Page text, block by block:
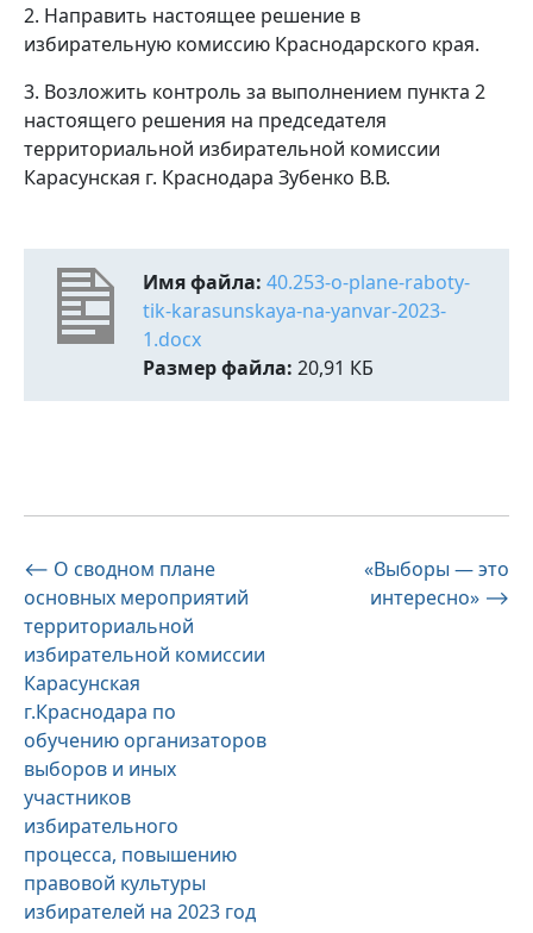
2. Направить настоящее решение в
избирательную комиссию Краснодарского края.
3. Возложить контроль за выполнением пункта 2
настоящего решения на председателя
территориальной избирательной комиссии
Карасунская г. Краснодара Зубенко В.В.
Имя файла: 40.253-o-plane-raboty-
tik-karasunskaya-na-yanvar-2023-
1.docx
Размер файла: 20,91 КБ
Навигация
по
записям
⟵ О сводном плане
основных мероприятий
территориальной
избирательной комиссии
Карасунская
г.Краснодара по
обучению организаторов
выборов и иных
участников
избирательного
процесса, повышению
правовой культуры
избирателей на 2023 год
«Выборы — это
интересно» ⟶